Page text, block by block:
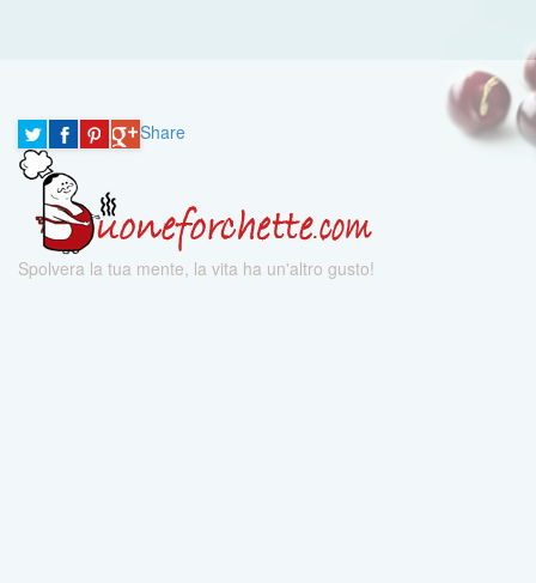
Share
Spolvera la tua mente, la vita ha un'altro gusto!